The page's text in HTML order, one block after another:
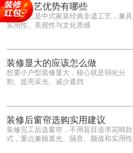
大气，意境悠远，自带东方中式雅致韵
味，耐看且不易过时。<o:p></o:p> 在工
艺品质上，徽派工艺遵循古法匠心工序，
保耐用，抗风化、耐腐蚀，使用
徽派工艺优势有哪些
徽派工艺是中式家装经典非遗工艺，兼具
实用性、美观性与文化质感
装修显大的应该怎么做
想要小户型装修显大，核心就是弱化分
割、提亮采光、减少遮挡
装修后窗帘选购实用建议
装修完工后选窗帘，不用盲目追求花哨款
式，重点兼顾遮光、隔音、颜值和实用性